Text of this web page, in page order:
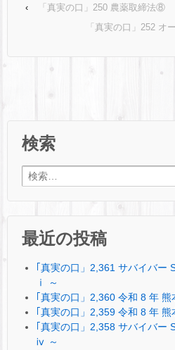
‹
「真実の口」250 農薬取締法⑧
「真実の口」252
検索
検索:
最近の投稿
｢真実の口」2,361 サバイバ
ⅰ ～
｢真実の口」2,360 令和 8 年
｢真実の口」2,359 令和 8 年 熊
｢真実の口」2,358 サバイバ
ⅳ ～